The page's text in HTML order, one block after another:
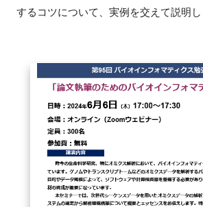
するコツについて、実例を交えて説明し